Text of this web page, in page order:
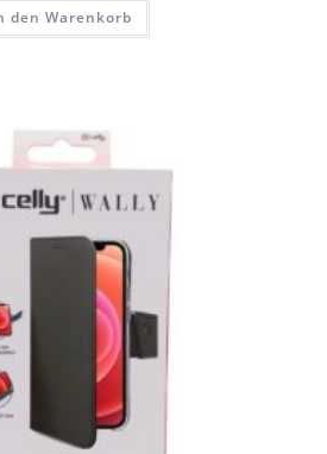
den Warenkorb